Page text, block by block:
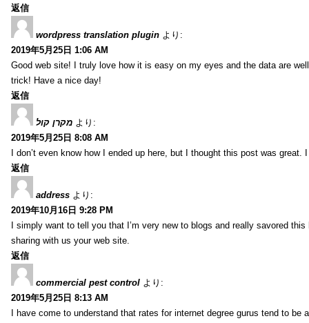
返信
wordpress translation plugin より:
2019年5月25日 1:06 AM
Good web site! I truly love how it is easy on my eyes and the data are
trick! Have a nice day!
返信
מקרן קול より:
2019年5月25日 8:08 AM
I don’t even know how I ended up here, but I thought this post was
返信
address より:
2019年10月16日 9:28 PM
I simply want to tell you that I’m very new to blogs and really savored
sharing with us your web site.
返信
commercial pest control より:
2019年5月25日 8:13 AM
I have come to understand that rates for internet degree gurus tend to